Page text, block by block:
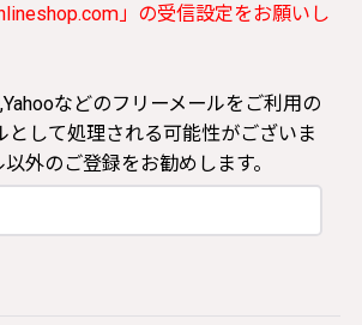
」の受信設定をお願いし
などのフリーメールをご利用の
として処理される可能性がございま
外のご登録をお勧めします。